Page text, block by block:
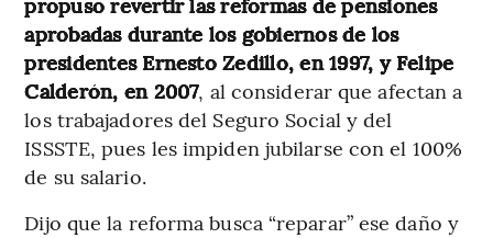
aprobadas durante los gobiernos de los
presidentes Ernesto Zedillo, en 1997, y Felipe
Calderón, en 2007, al considerar que afectan a
los trabajadores del Seguro Social y del
ISSSTE, pues les impiden jubilarse con el 100%
de su salario.
Dijo que la reforma busca “reparar” ese daño y